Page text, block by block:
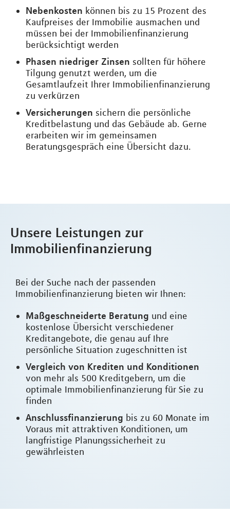
Nebenkosten können bis zu 15 Prozent des
Kaufpreises der Immobilie ausmachen und
müssen bei der Immobilienfinanzierung
berücksichtigt werden
Phasen niedriger Zinsen sollten für höhere
Tilgung genutzt werden, um die
Gesamtlaufzeit Ihrer Immobilienfinanzierung
zu verkürzen
Versicherungen sichern die persönliche
Kreditbelastung und das Gebäude ab. Gerne
erarbeiten wir im gemeinsamen
Beratungsgespräch eine Übersicht dazu.
Unsere Leistungen zur
Immobilienfinanzierung
Bei der Suche nach der passenden
Immobilienfinanzierung bieten wir Ihnen:
Maßgeschneiderte Beratung und eine
kostenlose Übersicht verschiedener
Kreditangebote, die genau auf Ihre
persönliche Situation zugeschnitten ist
Vergleich von Krediten und Konditionen
von mehr als 500 Kreditgebern, um die
optimale Immobilienfinanzierung für Sie zu
finden
Anschlussfinanzierung bis zu 60 Monate im
Voraus mit attraktiven Konditionen, um
langfristige Planungssicherheit zu
gewährleisten